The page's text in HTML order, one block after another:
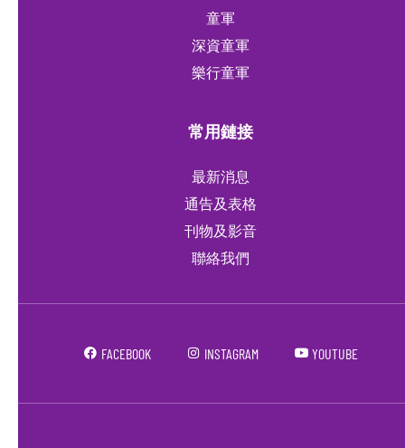
童軍
深資童軍
樂行童軍
常用鏈接
最新消息
通告及表格
刊物及影音
聯絡我們
FACEBOOK INSTAGRAM YOUTUBE